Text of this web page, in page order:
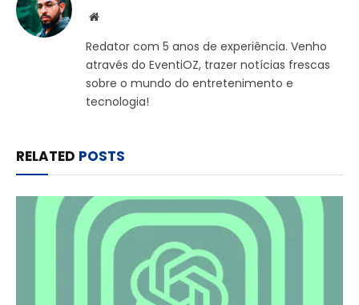
Website
Redator com 5 anos de experiência. Venho
através do EventiOZ, trazer notícias frescas
sobre o mundo do entretenimento e
tecnologia!
RELATED POSTS